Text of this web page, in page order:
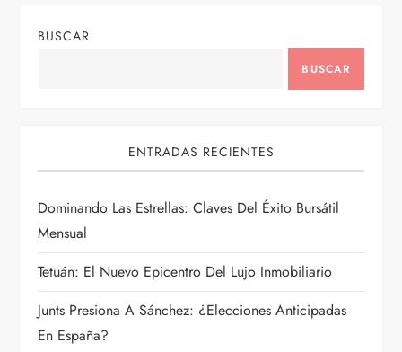
ó
e
e
n
t
r
BUSCAR
BUSCAR
ENTRADAS RECIENTES
Dominando Las Estrellas: Claves Del Éxito Bursátil
Mensual
Tetuán: El Nuevo Epicentro Del Lujo Inmobiliario
Junts Presiona A Sánchez: ¿Elecciones Anticipadas
En España?